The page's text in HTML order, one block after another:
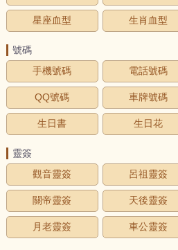
星座血型 生肖血型
號碼
手機號碼
電話號碼
QQ號碼 車牌號碼
生日書 生日花
靈簽
觀音靈簽
呂祖靈簽
關帝靈簽 天後靈簽
月老靈簽 車公靈簽